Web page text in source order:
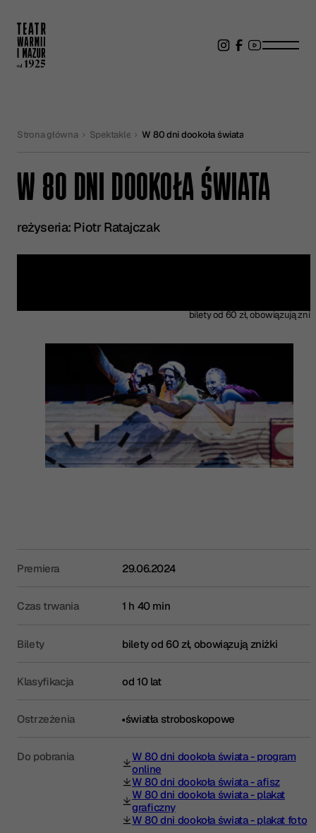
Strona główna Spektakle W 80 dni dookoła świata
W 80 DNI DOOKOŁA ŚWIATA
reżyseria: Piotr Ratajczak
bilety od 60 zł, obowiązują
Premiera 29.06.2024
Czas trwania 1 h 40 min
Bilety bilety od 60 zł, obowiązują zniżki
Klasyfikacja od 10 lat
Ostrzeżenia światła stroboskopowe
Do pobrania
W 80 dni dookoła świata - program
online
(otwiera się w nowej karcie)
W 80 dni dookoła świata - afisz
(otwiera się w nowej karcie)
W 80 dni dookoła świata - plakat
graficzny
(otwiera się w nowej karcie)
W 80 dni dookoła świata - plakat foto
(otwiera się w nowej karcie)